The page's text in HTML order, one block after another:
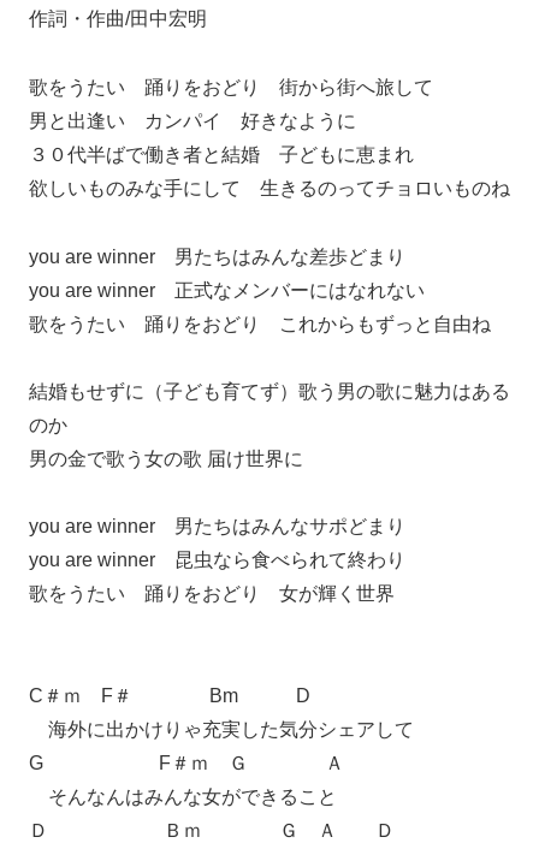
作詞・作曲/田中宏明
歌をうたい 踊りをおどり 街から街へ旅して
男と出逢い カンパイ 好きなように
３０代半ばで働き者と結婚 子どもに恵まれ
欲しいものみな手にして 生きるのってチョロいものね
you are winner 男たちはみんな差歩どまり
you are winner 正式なメンバーにはなれない
歌をうたい 踊りをおどり これからもずっと自由ね
結婚もせずに（子ども育てず）歌う男の歌に魅力はある
のか
男の金で歌う女の歌 届け世界に
you are winner 男たちはみんなサポどまり
you are winner 昆虫なら食べられて終わり
歌をうたい 踊りをおどり 女が輝く世界
C＃ｍ F＃ Bm D
海外に出かけりゃ充実した気分シェアして
G F＃ｍ Ｇ Ａ
そんなんはみんな女ができること
Ｄ Ｂｍ Ｇ Ａ Ｄ